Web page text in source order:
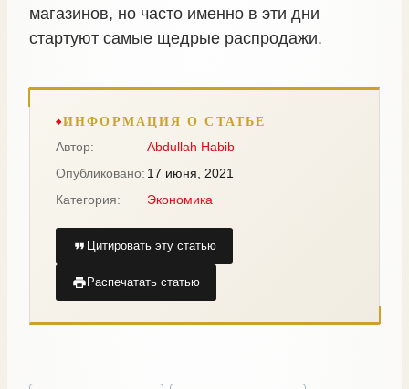
магазинов, но часто именно в эти дни
стартуют самые щедрые распродажи.
ИНФОРМАЦИЯ О СТАТЬЕ
Автор:
Abdullah Habib
Опубликовано: 17 июня, 2021
Категория:
Экономика
Цитировать эту статью
Распечатать статью